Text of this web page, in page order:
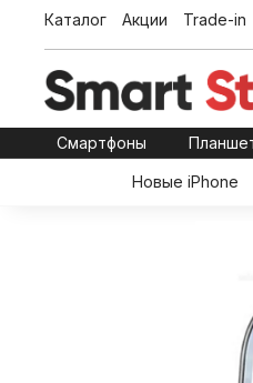
Каталог Акции Trade-in
Смартфоны
Новые iPhone